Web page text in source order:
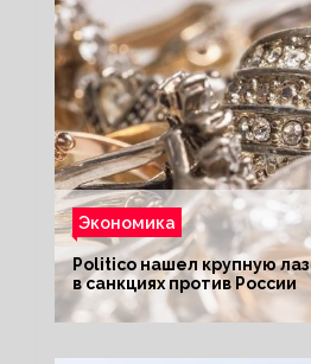
Экономика
Politico нашел крупную
в санкциях против России